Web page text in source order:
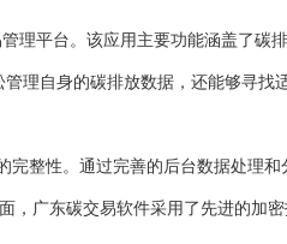
理平台。该应用主要功能涵盖了碳
理自身的碳排放数据，还能够寻找
整性。通过完善的后台数据处理
广东碳交易软件采用了先进的加密